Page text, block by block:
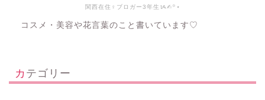
関西在住♀ブロガー3年生ᝰ✍︎꙳⋆
コスメ・美容や花言葉のこと書いています♡
カテゴリー